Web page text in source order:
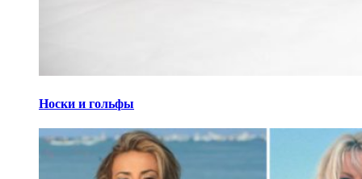
Носки и гольфы